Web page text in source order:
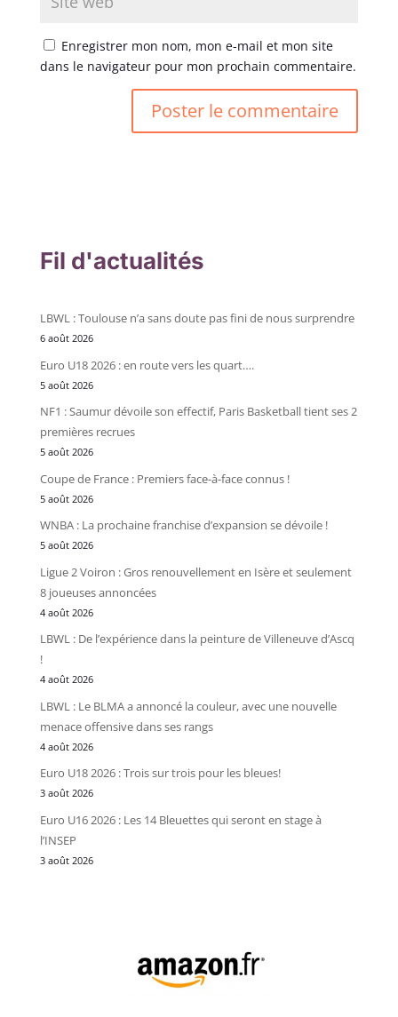
Enregistrer mon nom, mon e-mail et mon site
dans le navigateur pour mon prochain commentaire.
Fil d'actualités
LBWL : Toulouse n’a sans doute pas fini de nous surprendre
6 août 2026
Euro U18 2026 : en route vers les quart….
5 août 2026
NF1 : Saumur dévoile son effectif, Paris Basketball tient ses 2
premières recrues
5 août 2026
Coupe de France : Premiers face-à-face connus !
5 août 2026
WNBA : La prochaine franchise d’expansion se dévoile !
5 août 2026
Ligue 2 Voiron : Gros renouvellement en Isère et seulement
8 joueuses annoncées
4 août 2026
LBWL : De l’expérience dans la peinture de Villeneuve d’Ascq
!
4 août 2026
LBWL : Le BLMA a annoncé la couleur, avec une nouvelle
menace offensive dans ses rangs
4 août 2026
Euro U18 2026 : Trois sur trois pour les bleues!
3 août 2026
Euro U16 2026 : Les 14 Bleuettes qui seront en stage à
l’INSEP
3 août 2026